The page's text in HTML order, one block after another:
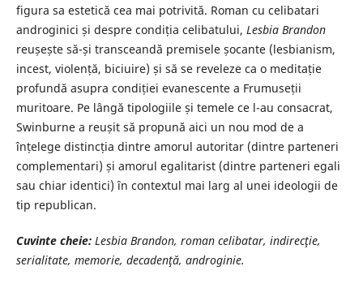
figura sa estetică cea mai potrivită. Roman cu celibatari
androginici și despre condiția celibatului, Lesbia Brandon
reușește să-și transceandă premisele șocante (lesbianism,
incest, violență, biciuire) și să se reveleze ca o meditație
profundă asupra condiției evanescente a Frumuseții
muritoare. Pe lângă tipologiile și temele ce l-au consacrat,
Swinburne a reușit să propună aici un nou mod de a
înțelege distincția dintre amorul autoritar (dintre parteneri
complementari) și amorul egalitarist (dintre parteneri egali
sau chiar identici) în contextul mai larg al unei ideologii de
tip republican.
Cuvinte cheie: Lesbia Brandon, roman celibatar, indirecţie,
serialitate, memorie, decadenţă, androginie.